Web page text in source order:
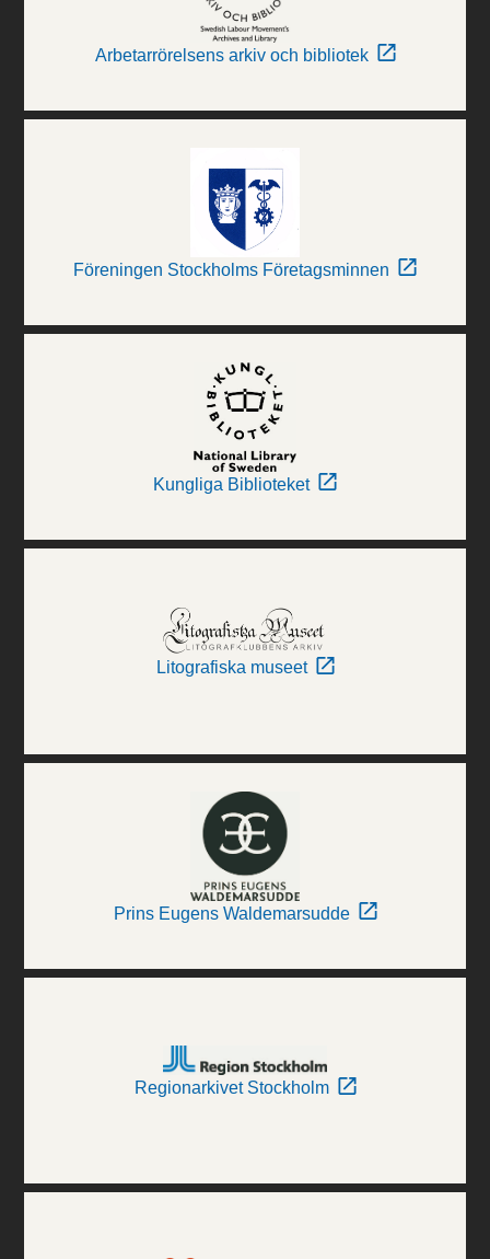
Arbetarrörelsens arkiv och bibliotek
Föreningen Stockholms Företagsminnen
Kungliga Biblioteket
Litografiska museet
Prins Eugens Waldemarsudde
Regionarkivet Stockholm